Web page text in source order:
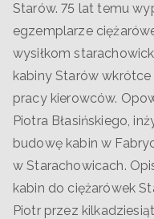
Starów. 75 lat temu
egzemplarze
wysiłkom
kabiny Starów
pracy kierowców.
Piotra Błasińskiego,
budowę kabin w
w Starachowicach.
kabin do ciężarówek
Piotr przez